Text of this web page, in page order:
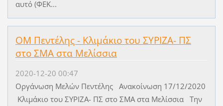
αυτό (ΦΕΚ...
ΟΜ Πεντέλης - Kλιμάκιο του ΣΥΡΙΖΑ- ΠΣ
στο ΣΜΑ στα Μελίσσια
2020-12-20 00:47
Οργάνωση Μελών Πεντέλης Ανακοίνωση 17/12/2020
​Kλιμάκιο του ΣΥΡΙΖΑ- ΠΣ στο ΣΜΑ στα Μελίσσια Την